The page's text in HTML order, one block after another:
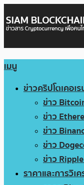
เมนู
ข่าวคริปโตเคอเ
ข่าว
ข่าว
ข่าว
ข่าว
ข่าว
ราคาและการวิเค